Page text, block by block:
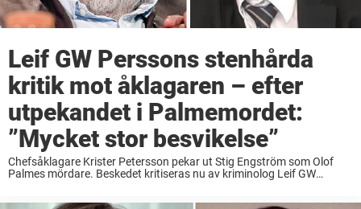
Leif GW Perssons stenhårda
kritik mot åklagaren – efter
utpekandet i Palmemordet:
”Mycket stor besvikelse”
Chefsåklagare Krister Petersson pekar ut Stig Engström som Olof
Palmes mördare. Beskedet kritiseras nu av kriminolog Leif GW